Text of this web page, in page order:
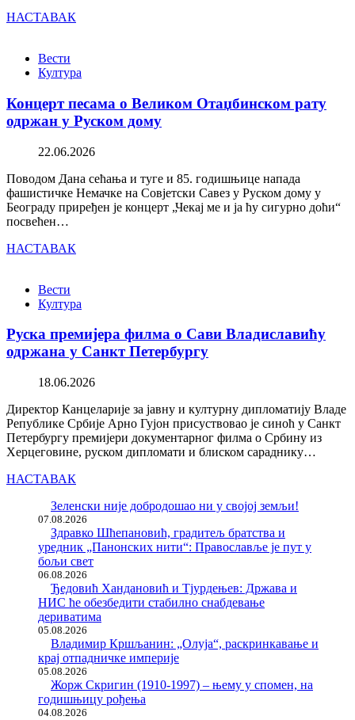
НАСТАВАК
Вести
Култура
Концерт песама о Великом Отаџбинском рату
одржан у Руском дому
22.06.2026
Поводом Дана сећања и туге и 85. годишњице напада
фашистичке Немачке на Совјетски Савез у Руском дому у
Београду приређен је концерт „Чекај ме и ја ћу сигурно доћи“
посвећен…
НАСТАВАК
Вести
Култура
Руска премијера филма о Сави Владиславићу
одржана у Санкт Петербургу
18.06.2026
Директор Канцеларије за јавну и културну дипломатију Владе
Републике Србије Арно Гујон присуствовао је синоћ у Санкт
Петербургу премијери документарног филма о Србину из
Херцеговине, руском дипломати и блиском сараднику…
НАСТАВАК
Зеленски није добродошао ни у својој земљи!
07.08.2026
Здравко Шћепановић, градитељ братства и
уредник „Панонских нити“: Православље је пут у
бољи свет
06.08.2026
Ђедовић Хандановић и Тјурдењев: Држава и
НИС ће обезбедити стабилно снабдевање
дериватима
05.08.2026
Владимир Кршљанин: „Олуја“, раскринкавање и
крај отпадничке империје
05.08.2026
Жорж Скригин (1910-1997) – њему у спомен, на
годишњицу рођења
04.08.2026